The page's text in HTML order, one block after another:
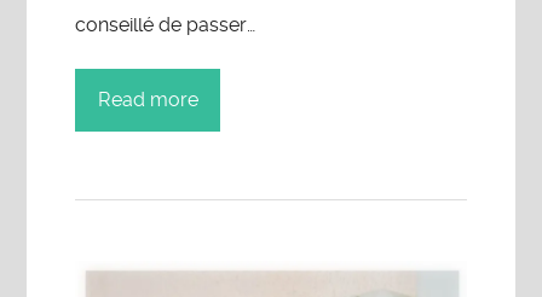
conseillé de passer…
Read more